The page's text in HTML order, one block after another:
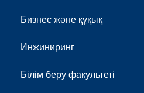
Бизнес және құқық
Инжиниринг
Білім беру факультеті